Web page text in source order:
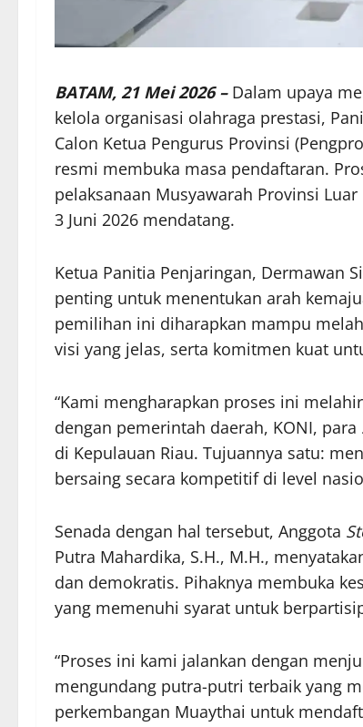
BATAM, 21 Mei 2026 –Dalam upaya
kelola organisasi olahraga prestasi,
Calon Ketua Pengurus Provinsi
resmi membuka masa pendaftaran.
pelaksanaan Musyawarah Provinsi
3 Juni 2026 mendatang.
Ketua Panitia Penjaringan, Dermawan
penting untuk menentukan arah
pemilihan ini diharapkan mampu
visi yang jelas, serta komitmen kuat
“Kami mengharapkan proses ini
dengan pemerintah daerah, KONI, para
di Kepulauan Riau. Tujuannya satu:
bersaing secara kompetitif di level
Senada dengan hal tersebut, Anggota
Putra Mahardika, S.H., M.H.,
dan demokratis. Pihaknya membuka
yang memenuhi syarat untuk
“Proses ini kami jalankan dengan
mengundang putra-putri terbaik yang
perkembangan Muaythai untuk